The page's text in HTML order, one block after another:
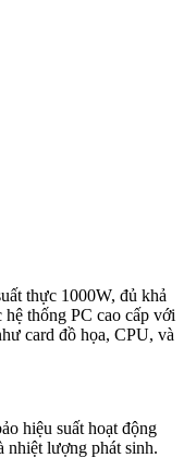
thực 1000W, đủ khả
thống PC cao cấp với
card đồ họa, CPU, và
hiệu suất hoạt động
nhiệt lượng phát sinh.